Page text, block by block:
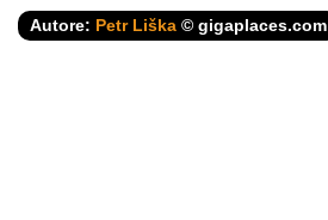
Autore: Petr Liška © gigaplaces.com